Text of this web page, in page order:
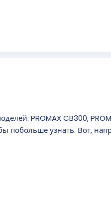
PROMAX CB300,
побольше узнать. Вот,